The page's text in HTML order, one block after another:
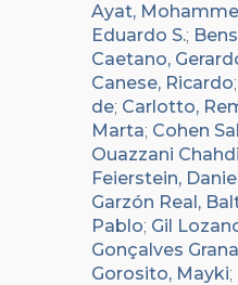
Ayat,
Eduardo S.;
Caetano,
Canese, Ricardo;
de; Carlotto,
Marta; Cohen
Ouazzani
Feierstein, Daniel
Garzón Real,
Pablo; Gil
Gonçalves
Gorosito, Mayki;